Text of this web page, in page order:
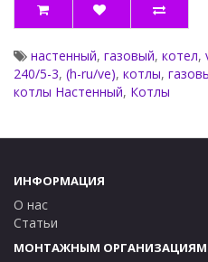
настенный, газовый, котел,
240/5-3, (h-ru/ve), котлы,
котлы Настенный, Котлы
ИНФОРМАЦИЯ
О нас
Статьи
МОНТАЖНЫМ ОРГАНИЗАЦИЯМ